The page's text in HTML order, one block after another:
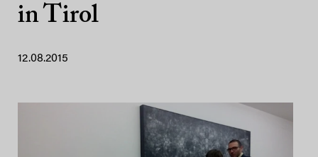
in Tirol
12.08.2015